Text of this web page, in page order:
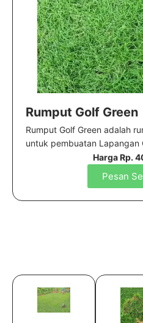
Rumput Golf Green
Rumput Golf Green adalah
untuk pembuatan Lapangan
Harga Rp.
Pesan